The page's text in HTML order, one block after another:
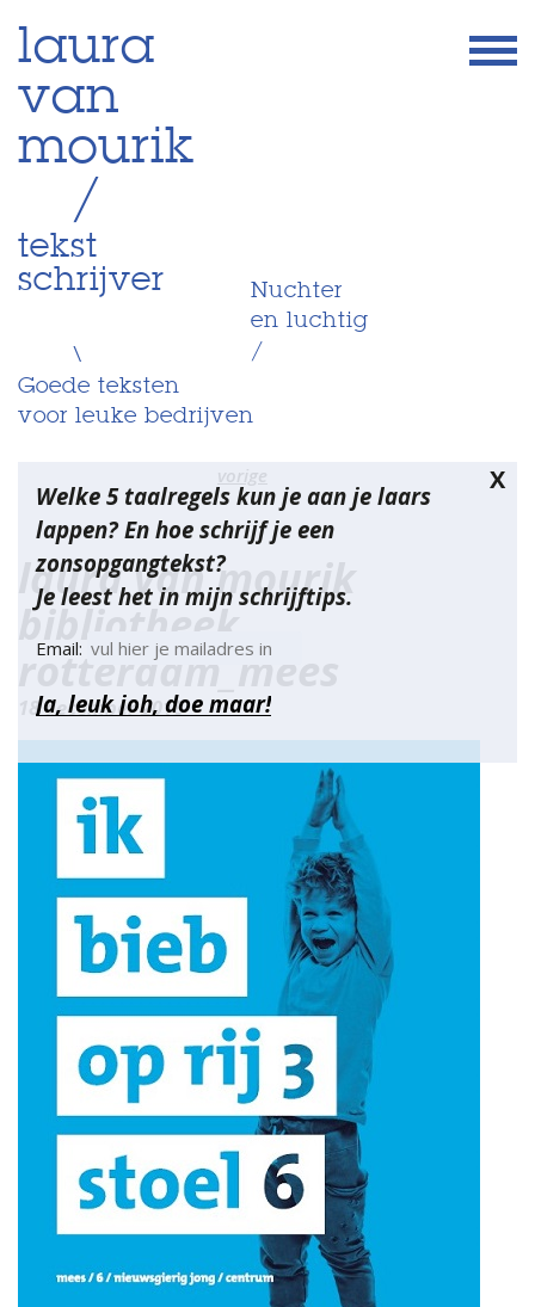
Skip
to
content
laura
van
mourik
/
tekst
schrijver
\
Nuchter
en luchtig
/
Goede teksten
voor leuke bedrijven
X
Welke 5 taalregels kun je aan je laars
lappen? En hoe schrijf je een
zonsopgangtekst?
Je leest het in mijn schrijftips.
Email:
Bericht
navigatie
vorige
laura van mourik
bibliotheek
rotterdam_mees
18 december 2018